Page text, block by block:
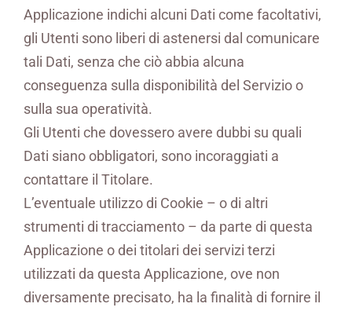
Applicazione indichi alcuni Dati come facoltativi,
gli Utenti sono liberi di astenersi dal comunicare
tali Dati, senza che ciò abbia alcuna
conseguenza sulla disponibilità del Servizio o
sulla sua operatività.
Gli Utenti che dovessero avere dubbi su quali
Dati siano obbligatori, sono incoraggiati a
contattare il Titolare.
L’eventuale utilizzo di Cookie – o di altri
strumenti di tracciamento – da parte di questa
Applicazione o dei titolari dei servizi terzi
utilizzati da questa Applicazione, ove non
diversamente precisato, ha la finalità di fornire il